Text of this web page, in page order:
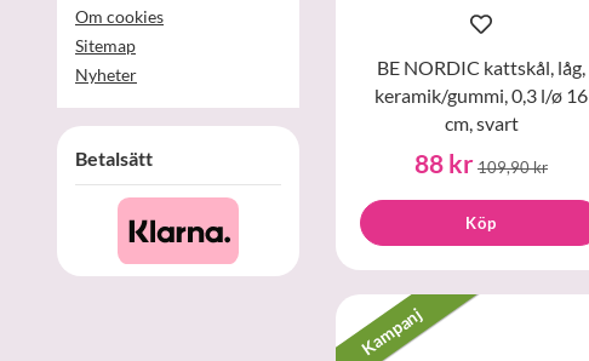
Om cookies
Sitemap
Nyheter
Betalsätt
BE NORDIC kattskål, låg,
keramik/gummi, 0,3 l/ø 16
cm, svart
88 kr109,90 kr
Köp
Kampanj